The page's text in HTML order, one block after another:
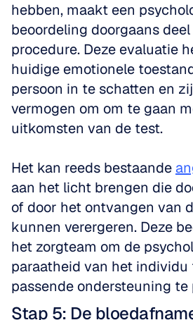
hebben, maakt een
beoordeling doorgaans
procedure. Deze evaluatie
huidige emotionele
persoon in te schatten en
vermogen om om te gaan
uitkomsten van de test.
Het kan reeds bestaande
aan het licht brengen die
of door het ontvangen van
kunnen verergeren. Deze
het zorgteam om de
paraatheid van het individu
passende ondersteuning te
Stap 5: De